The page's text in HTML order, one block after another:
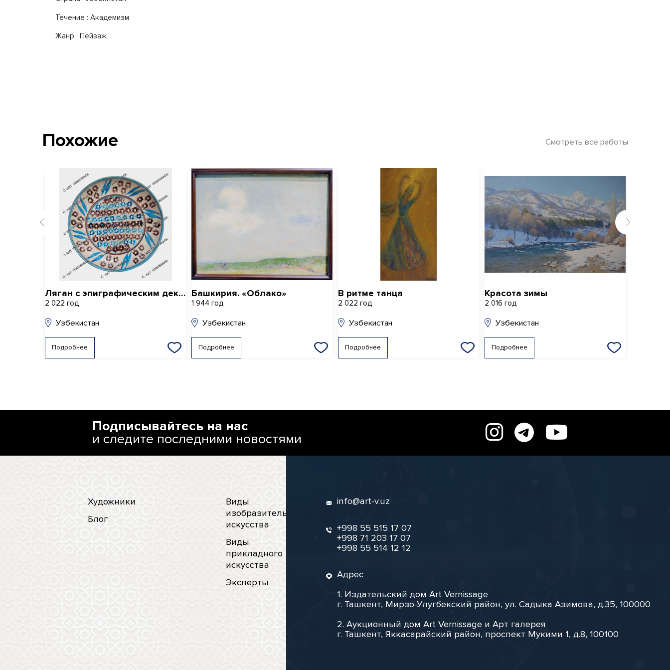
Течение : Академизм
Жанр : Пейзаж
Похожие Смотреть все работы
Ляган с эпиграфическим декором.
2 022 год
Узбекистан
Подробнее
Башкирия. «Облако»
1 944 год
Узбекистан
Подробнее
В ритме танца
2 022 год
Узбекистан
Подробнее
Красота зимы
2 016 год
Узбекистан
Подробнее
Подписывайтесь на нас
и следите последними новостями
Художники
Блог
Виды
изобразительного
искусства
Виды
прикладного
искусства
Эксперты
info@art-v.uz
+998 55 515 17 07
+998 71 203 17 07
+998 55 514 12 12
Адрес
1. Издательский дом Art Vernissage
г. Ташкент, Мирзо-Улугбекский район, ул. Садыка Азимова, д.35, 100000
2. Аукционный дом Art Vernissage и Арт галерея
г. Ташкент, Яккасарайский район, проспект Мукими 1, д.8, 100100